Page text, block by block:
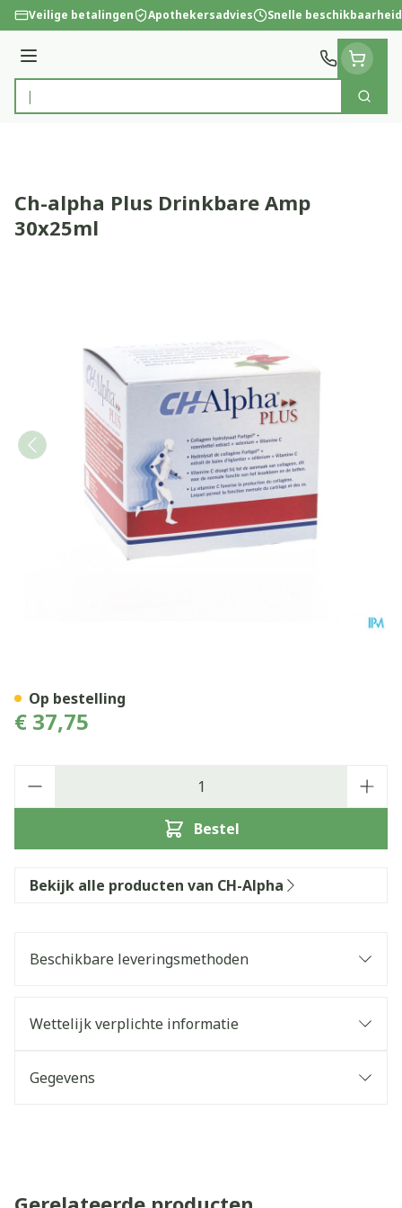
Ga naar de inhoud
Veilige betalingen Apothekersadvies Snelle beschikbaarheid
Menu
Product, merk, categorie...
Zoek
Ch-alpha Plus Drinkbare Amp
30x25ml
€ 37,75
Bestel
Op bestelling
Bekijk alle producten van CH-Alpha
Beschikbare leveringsmethoden
Wettelijk verplichte informatie
Gegevens